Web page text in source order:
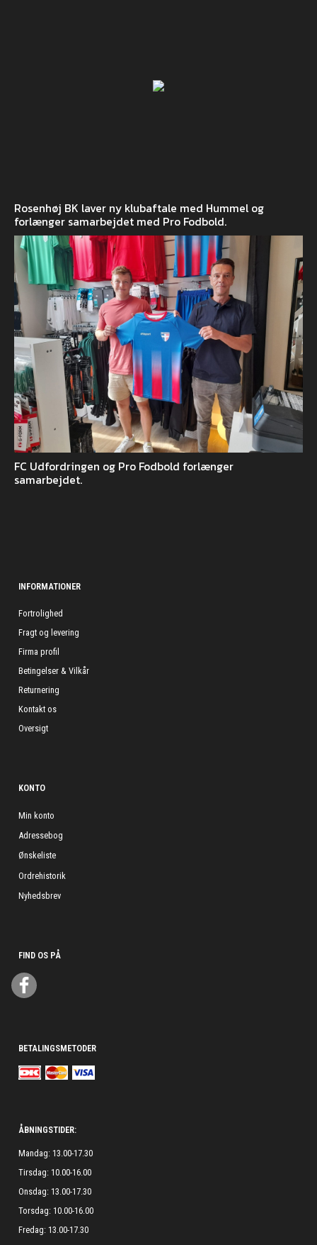
Rosenhøj BK laver ny klubaftale med Hummel og
forlænger samarbejdet med Pro Fodbold.
FC Udfordringen og Pro Fodbold forlænger
samarbejdet.
INFORMATIONER
Fortrolighed
Fragt og levering
Firma profil
Betingelser & Vilkår
Returnering
Kontakt os
Oversigt
KONTO
Min konto
Adressebog
Ønskeliste
Ordrehistorik
Nyhedsbrev
FIND OS PÅ
BETALINGSMETODER
ÅBNINGSTIDER:
Mandag: 13.00-17.30
Tirsdag: 10.00-16.00
Onsdag: 13.00-17.30
Torsdag: 10.00-16.00
Fredag: 13.00-17.30